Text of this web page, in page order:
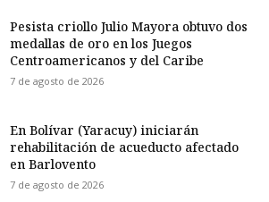
Pesista criollo Julio Mayora obtuvo dos
medallas de oro en los Juegos
Centroamericanos y del Caribe
7 de agosto de 2026
En Bolívar (Yaracuy) iniciarán
rehabilitación de acueducto afectado
en Barlovento
7 de agosto de 2026